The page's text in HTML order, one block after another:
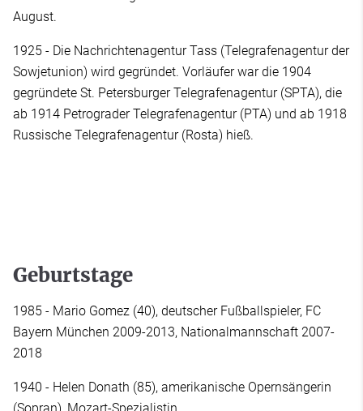
August.
1925 - Die Nachrichtenagentur Tass (Telegrafenagentur der
Sowjetunion) wird gegründet. Vorläufer war die 1904
gegründete St. Petersburger Telegrafenagentur (SPTA), die
ab 1914 Petrograder Telegrafenagentur (PTA) und ab 1918
Russische Telegrafenagentur (Rosta) hieß.
Geburtstage
1985 - Mario Gomez (40), deutscher Fußballspieler, FC
Bayern München 2009-2013, Nationalmannschaft 2007-
2018
1940 - Helen Donath (85), amerikanische Opernsängerin